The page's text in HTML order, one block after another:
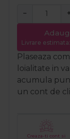
− +
Livrare
Plaseaza
loialitate in
acumula
un cont de
Creaza-ti cont si